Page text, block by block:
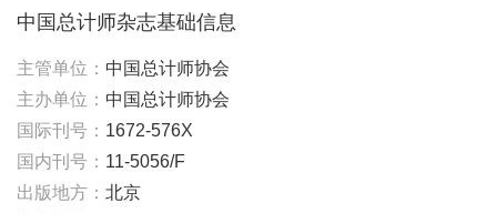
中国总计师杂志基础信息
主管单位： 中国总计师协会
主办单位： 中国总计师协会
国际刊号： 1672-576X
国内刊号： 11-5056/F
出版地方： 北京